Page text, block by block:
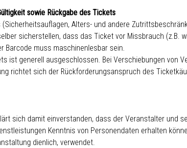
sowie Rückgabe des Tickets
Alters- und andere
sicherstellen, dass das Ticket vor Missbrauch (z.B.
Barcode muss maschinenlesbar sein.
ist generell ausgeschlossen. Bei Verschiebungen
richtet sich der Rückforderungsanspruch des
sich damit einverstanden, dass der Veranstalter und
Kenntnis von Personendaten erhalten
dienlich, verwendet.